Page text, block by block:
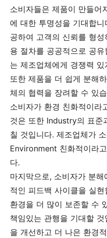
소비자들은 제품이 만들어
에 대한 투명성을 기대합
공하여 고객의 신뢰를 형
용 절차를 공공적으로 공
는 제조업체에게 경쟁력
또한 제품을 더 쉽게 분해
체의 협력을 장려할 수 있
소비자가 환경 친화적이라
것은 또한 Industry의 표준
칠 것입니다. 제조업체가
Environment 친화적이라
다.
마지막으로, 소비자가 분
적인 피드백 사이클을 실
환경을 더 많이 보존할 수
책임있는 관행을 기대할
을 개선하고 더 나은 환경